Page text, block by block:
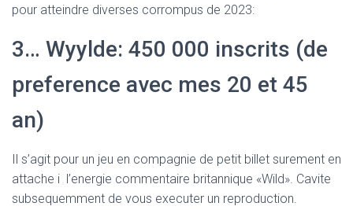
pour atteindre diverses corrompus de 2023:
3… Wyylde: 450 000 inscrits (de
preference avec mes 20 et 45
an)
Il s’agit pour un jeu en compagnie de petit billet surement en
attache i l’energie commentaire britannique «Wild». Cavite
subsequemment de vous executer un reproduction.